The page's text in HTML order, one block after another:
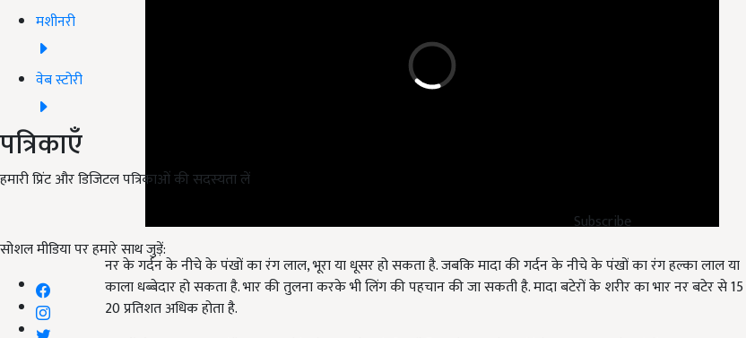
मशीनरी
वेब स्टोरी
पत्रिकाएँ
हमारी प्रिंट और डिजिटल पत्रिकाओं की सदस्यता लें
Subscribe
सोशल मीडिया पर हमारे साथ जुड़ें:नर के गर्दन के नीचे के पंखों का रंग लाल, भूरा या धूसर हो सकता है. जबकि मादा की गर्दन के नीचे के पंखों का रंग हल्का लाल या
काला धब्बेदार हो सकता है. भार की तुलना करके भी लिंग की पहचान की जा सकती है. मादा बटेरों के शरीर का भार नर बटेर से 15 से
20 प्रतिशत अधिक होता है.